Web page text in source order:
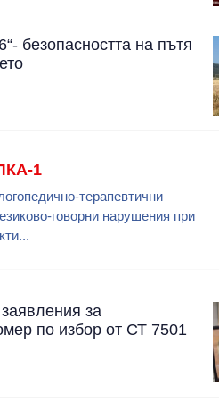
безопасността на пътя
1
терапевтични
говорни нарушения при
за
по избор от СТ 7501